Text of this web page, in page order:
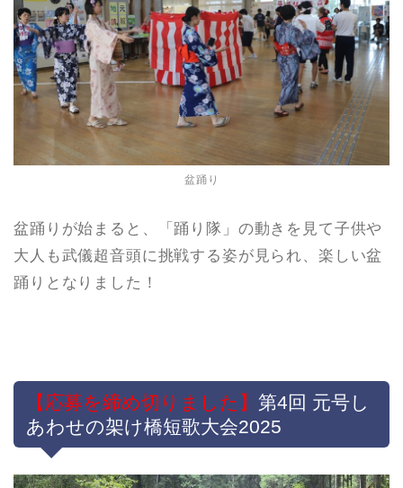
盆踊り
盆踊りが始まると、「踊り隊」の動きを見て子供や
大人も武儀超音頭に挑戦する姿が見られ、楽しい盆
踊りとなりました！
【応募を締め切りました】 第4回 元号し
あわせの架け橋短歌大会2025